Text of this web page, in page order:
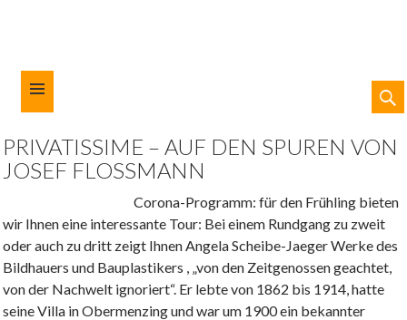
INHALT
SPRINGEN
Kulturforum München-West
PRIVATISSIME – AUF DEN SPUREN VON
JOSEF FLOSSMANN
Corona-Programm: für den Frühling bieten
wir Ihnen eine interessante Tour: Bei einem Rundgang zu zweit
oder auch zu dritt zeigt Ihnen Angela Scheibe-Jaeger Werke des
Bildhauers und Bauplastikers , „von den Zeitgenossen geachtet,
von der Nachwelt ignoriert“. Er lebte von 1862 bis 1914, hatte
seine Villa in Obermenzing und war um 1900 ein bekannter